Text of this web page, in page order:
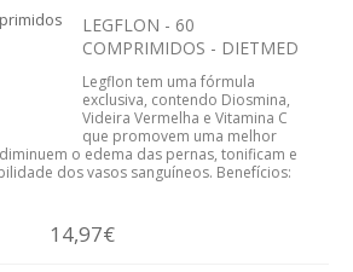
LEGFLON - 60
COMPRIMIDOS - DIETMED
Legflon tem uma fórmula
exclusiva, contendo Diosmina,
Videira Vermelha e Vitamina C
que promovem uma melhor
o edema das pernas, tonificam e
dos vasos sanguíneos. Benefícios:
14,97€